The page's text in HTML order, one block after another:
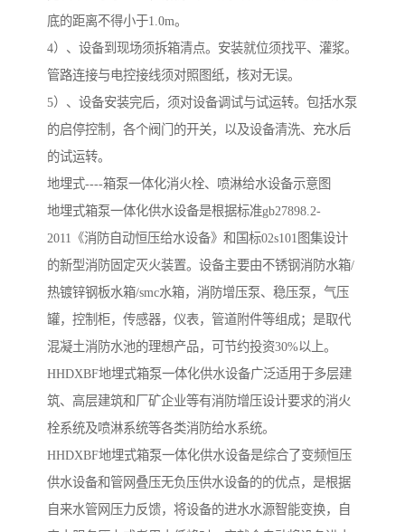
底的距离不得小于1.0m。
4）、设备到现场须拆箱清点。安装就位须找平、灌浆。
管路连接与电控接线须对照图纸，核对无误。
5）、设备安装完后，须对设备调试与试运转。包括水泵
的启停控制，各个阀门的开关，以及设备清洗、充水后
的试运转。
地埋式----箱泵一体化消火栓、喷淋给水设备示意图
地埋式箱泵一体化供水设备是根据标准gb27898.2-
2011《消防自动恒压给水设备》和国标02s101图集设计
的新型消防固定灭火装置。设备主要由不锈钢消防水箱/
热镀锌钢板水箱/smc水箱，消防增压泵、稳压泵，气压
罐，控制柜，传感器，仪表，管道附件等组成；是取代
混凝土消防水池的理想产品，可节约投资30%以上。
HHDXBF地埋式箱泵一体化供水设备广泛适用于多层建
筑、高层建筑和厂矿企业等有消防增压设计要求的消火
栓系统及喷淋系统等各类消防给水系统。
HHDXBF地埋式箱泵一体化供水设备是综合了变频恒压
供水设备和管网叠压无负压供水设备的的优点，是根据
自来水管网压力反馈，将设备的进水水源智能变换，自